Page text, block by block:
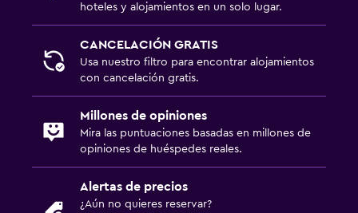
hoteles y alojamientos en un solo lugar.
CANCELACIÓN GRATIS
Usa nuestro filtro para encontrar alojamientos
con cancelación gratis.
Millones de opiniones
Mira las puntuaciones basadas en millones de
opiniones de huéspedes reales.
Alertas de precios
¿Aún no quieres reservar?